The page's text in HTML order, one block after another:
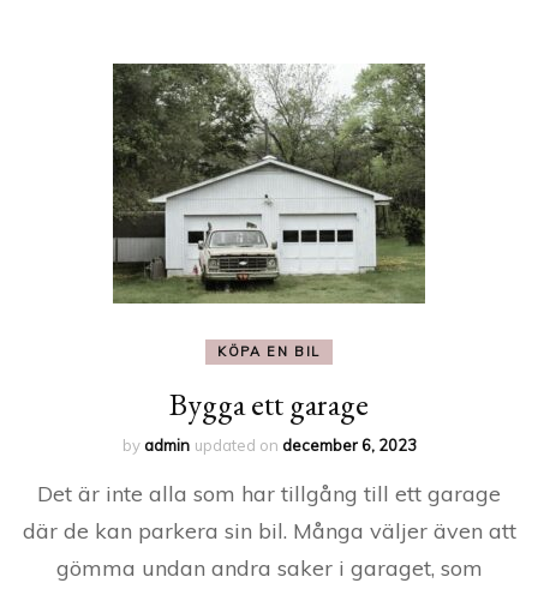
KÖPA EN BIL
Bygga ett garage
byadmin updated on december 6, 2023
Det är inte alla som har tillgång till ett garage
där de kan parkera sin bil. Många väljer även att
gömma undan andra saker i garaget, som